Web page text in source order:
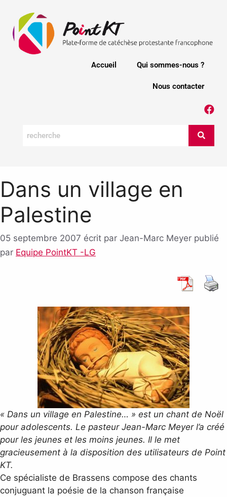
Accueil Qui sommes-nous ?
Nous contacter
Dans un village en
Palestine
05 septembre 2007 écrit par Jean-Marc Meyer publié
par Equipe PointKT -LG
« Dans un village en Palestine… » est un chant de Noël
pour adolescents. Le pasteur Jean-Marc Meyer l’a créé
pour les jeunes et les moins jeunes. Il le met
gracieusement à la disposition des utilisateurs de Point
KT.
Ce spécialiste de Brassens compose des chants
conjuguant la poésie de la chanson française